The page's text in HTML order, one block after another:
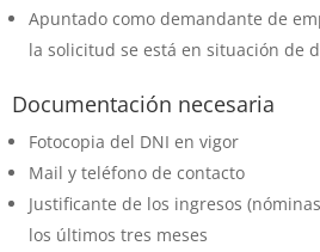
Apuntado como demandante de
la solicitud se está en situación de
Documentación necesaria
Fotocopia del DNI en vigor
Mail y teléfono de contacto
Justificante de los ingresos
los últimos tres meses